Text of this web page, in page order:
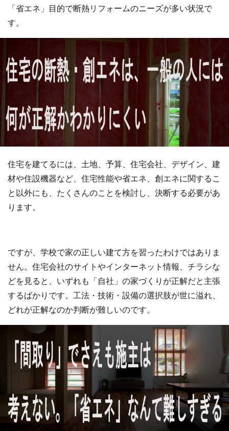
「省エネ」目的で断熱リフォームのニーズが多い状況で
す。
住宅を建てるには、土地、予算、住宅会社、デザイン、建
材や住設機器など、住宅性能や省エネ、創エネに関するこ
と以外にも、たくさんのことを検討し、決断する必要があ
ります。
ですが、学校で家の正しい建て方を習ったわけではありま
せん。住宅会社のサイトやインターネット情報、チラシな
どを見ると、いずれも「自社」の家づくりが正解だと主張
するばかりです。工法・技術・設備の選択肢が世に溢れ、
どれが正解なのか判断が難しいのです。